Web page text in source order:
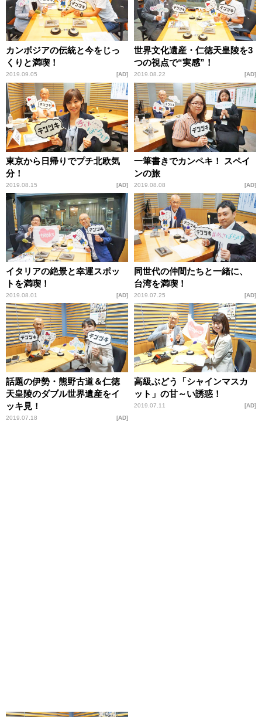
カンボジアの伝統と今をじっ
くりと満喫！
2019.09.05 AD
世界文化遺産・仁徳天皇陵を3
つの視点で“実感”！
2019.08.22 AD
東京から日帰りでプチ北欧気
分！
2019.08.15 AD
一筆書きでカンペキ！ スペイ
ンの旅
2019.08.08 AD
イタリアの絶景と幸運スポッ
トを満喫！
2019.08.01 AD
同世代の仲間たちと一緒に、
台湾を満喫！
2019.07.25 AD
話題の伊勢・熊野古道＆仁徳
天皇陵のダブル世界遺産をイ
ッキ見！
2019.07.18 AD
高級ぶどう「シャインマスカ
ット」の甘～い誘惑！
2019.07.11 AD